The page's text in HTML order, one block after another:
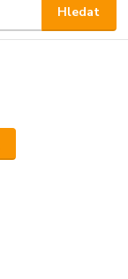
Hledat